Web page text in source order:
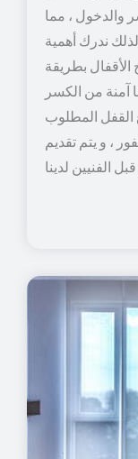
والدخول ، مما
ندرك أهمية
بطريقة
آمنة من الكسر
المطلوب
، و يتم تقديم